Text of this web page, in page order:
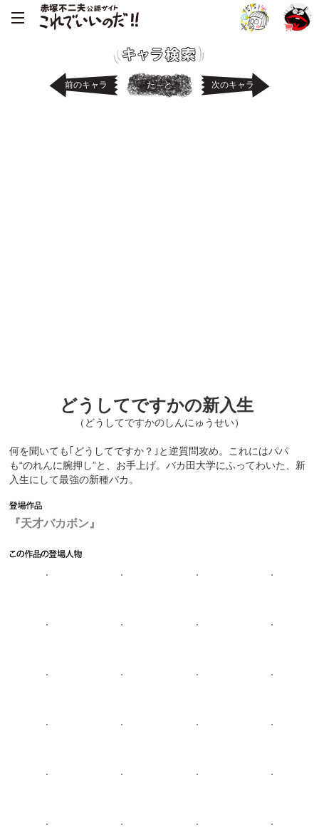
前のキャラ た～と 次のキャラ
どうしてですかの新入生
（どうしてですかのしんにゅうせい）
何を聞いても｢どうしてですか？｣と逆質問攻め。これにはパパ
も“のれんに腕押し”と、お手上げ。バカ田大学にふってわいた、新
入生にして最強の新種バカ。
『天才バカボン』